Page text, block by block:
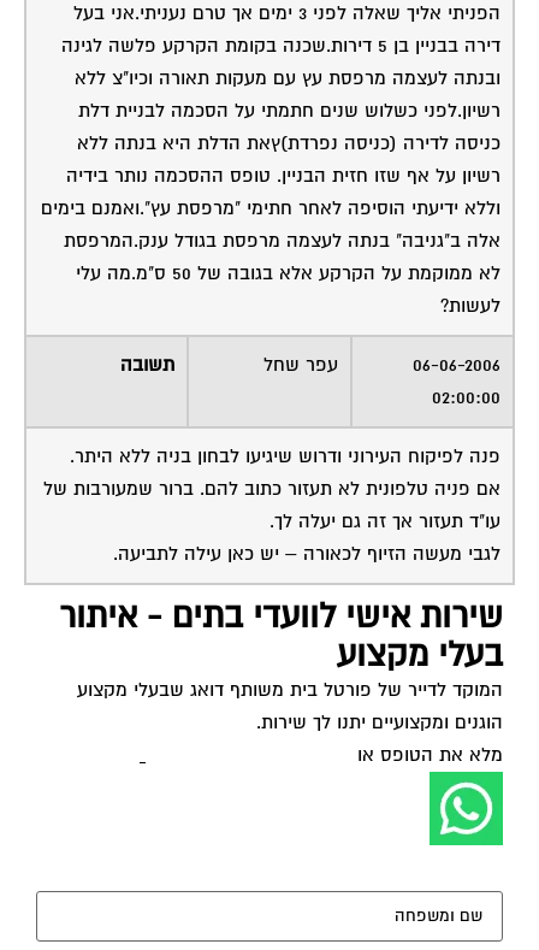
הפניתי אליך שאלה לפני 3 ימים אך טרם נעניתי.אני בעל
דירה בבניין בן 5 דירות.שכנה בקומת הקרקע פלשה לגינה
ובנתה לעצמה מרפסת עץ עם מעקות תאורה וכיו"צ ללא
רשיון.לפני כשלוש שנים חתמתי על הסכמה לבניית דלת
כניסה לדירה (כניסה נפרדת)ץאת הדלת היא בנתה ללא
רשיון על אף שזו חזית הבניין. טופס ההסכמה נותר בידיה
וללא ידיעתי הוסיפה לאחר חתימי "מרפסת עץ".ואמנם בימים
אלה ב"גניבה" בנתה לעצמה מרפסת בגודל ענק.המרפסת
לא ממוקמת על הקרקע אלא בגובה של 50 ס"מ.מה עלי
לעשות?
06-06-2006
02:00:00
עפר שחל תשובה
פנה לפיקוח העירוני ודרוש שיגיעו לבחון בניה ללא היתר.
אם פניה טלפונית לא תעזור כתוב להם. ברור שמעורבות של
עו"ד תעזור אך זה גם יעלה לך.
לגבי מעשה הזיוף לכאורה – יש כאן עילה לתביעה.
שירות אישי לוועדי בתים - איתור
בעלי מקצוע
המוקד לדייר של פורטל בית משותף דואג שבעלי מקצוע
הוגנים ומקצועיים יתנו לך שירות.
מלא את הטופס או